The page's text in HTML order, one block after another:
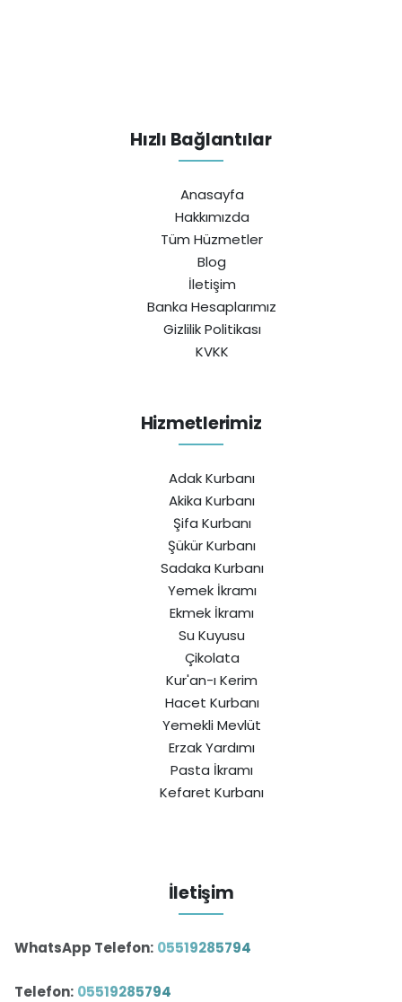
Hızlı Bağlantılar
Anasayfa
Hakkımızda
Tüm Hüzmetler
Blog
İletişim
Banka Hesaplarımız
Gizlilik Politikası
KVKK
Hizmetlerimiz
Adak Kurbanı
Akika Kurbanı
Şifa Kurbanı
Şükür Kurbanı
Sadaka Kurbanı
Yemek İkramı
Ekmek İkramı
Su Kuyusu
Çikolata
Kur'an-ı Kerim
Hacet Kurbanı
Yemekli Mevlüt
Erzak Yardımı
Pasta İkramı
Kefaret Kurbanı
İletişim
WhatsApp Telefon: 05519285794
Telefon: 05519285794